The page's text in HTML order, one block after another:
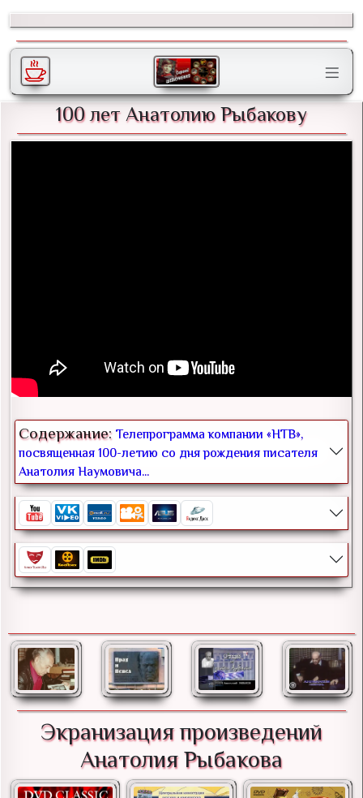
100 лет Анатолию Рыбакову
Содержание: Телепрограмма компании «НТВ»,
посвященная 100-летию со дня рождения писателя
Анатолия Наумовича...
Экранизация произведений
Анатолия Рыбакова